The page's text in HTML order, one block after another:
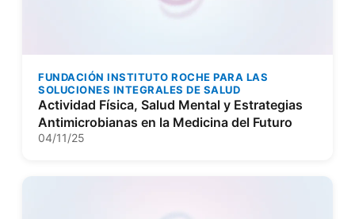
FUNDACIÓN INSTITUTO ROCHE PARA LAS
SOLUCIONES INTEGRALES DE SALUD
Actividad Física, Salud Mental y Estrategias
Antimicrobianas en la Medicina del Futuro
04/11/25